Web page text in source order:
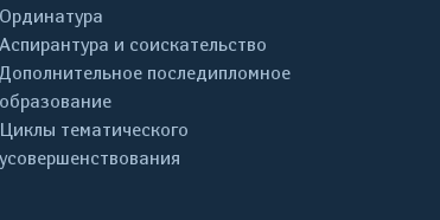
Ординатура
Аспирантура и соискательство
Дополнительное последипломное
образование
Циклы тематического
усовершенствования